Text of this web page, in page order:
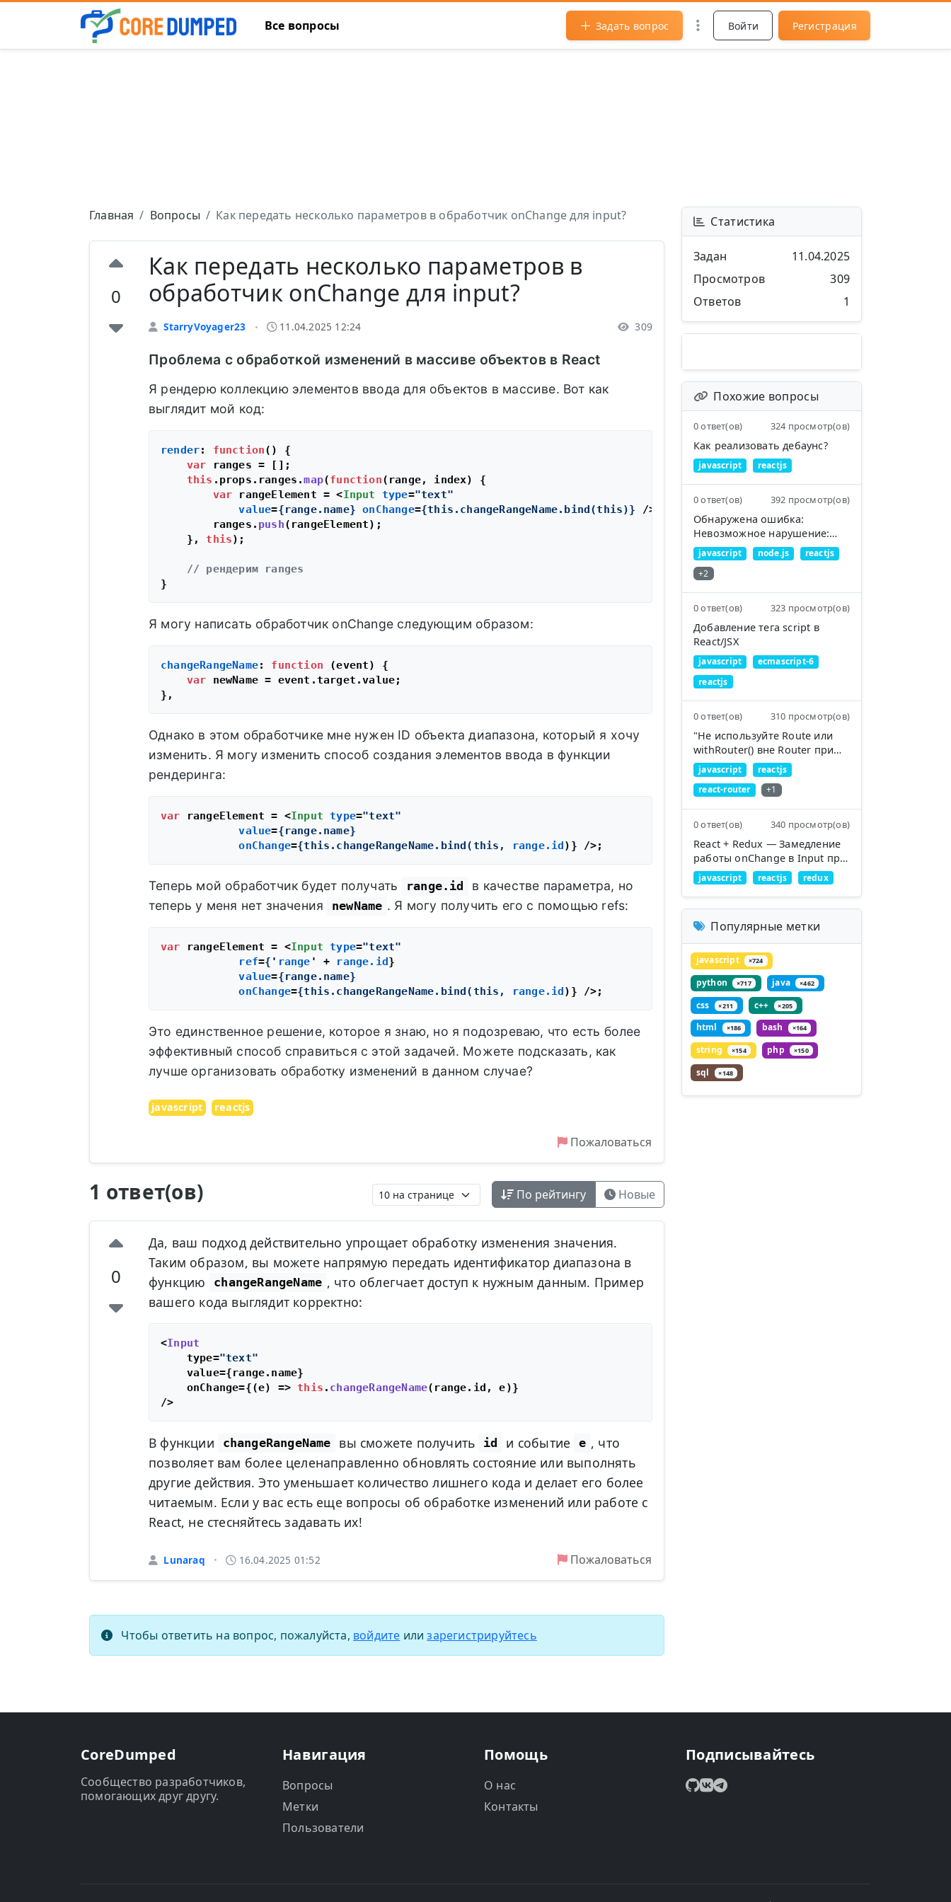
Все вопросы Задать вопрос Войти Регистрация
Главная Вопросы Как передать несколько параметров в обработчик onChange для input?
0
Как передать несколько параметров в
обработчик onChange для input?
StarryVoyager23 • 11.04.2025 12:24 309
Проблема с обработкой изменений в массиве объектов в React
Я рендерю коллекцию элементов ввода для объектов в массиве. Вот как
выглядит мой код:
render: function( ) {
var ranges = [];
this . props . ranges .map(function( range, index) {
var rangeElement = <Input type="text"
value={range.name} onChange={this.changeRangeName.bind(this)} />
        ranges.
push(rangeElement);
    },
this);
// рендерим ranges
Я могу написать обработчик onChange следующим образом:
changeRangeName: function (event) {
var newName = event.target .value;
Однако в этом обработчике мне нужен ID объекта диапазона, который я хочу
изменить. Я могу изменить способ создания элементов ввода в функции
рендеринга:
var rangeElement = <Input type="text"
value={range.name}
onChange={this.changeRangeName.bind(this, range.id)} />
Теперь мой обработчик будет получать range.id
в качестве параметра, но
теперь у меня нет значения
newName . Я могу получить его с помощью refs:
var rangeElement = <Input type="text"
ref={ ' range ' + range.id}
value={range.name}
onChange={this.changeRangeName.bind(this, range.id)} />
Это единственное решение, которое я знаю, но я подозреваю, что есть более
эффективный способ справиться с этой задачей. Можете подсказать, как
лучше организовать обработку изменений в данном случае?
javascript reactjs
Пожаловаться
1 ответ(ов) По рейтингу Новые
0
Да, ваш подход действительно упрощает обработку изменения значения.
Таким образом, вы можете напрямую передать идентификатор диапазона в
функцию
changeRangeName , что облегчает доступ к нужным данным. Пример
вашего кода выглядит корректно:
<Input
    type=
"text"
    value={range.
name}
    onChange={
(e) => this . changeRangeName(range. id , e)}
В функции changeRangeName вы сможете получить id и событие e , что
позволяет вам более целенаправленно обновлять состояние или выполнять
другие действия. Это уменьшает количество лишнего кода и делает его более
читаемым. Если у вас есть еще вопросы об обработке изменений или работе с
React, не стесняйтесь задавать их!
Lunaraq • 16.04.2025 01:52 Пожаловаться
Чтобы ответить на вопрос, пожалуйста, войдите илизарегистрируйтесь
Статистика
Задан
11.04.2025
Просмотров
309
Ответов
1
Похожие вопросы
0 ответ(ов) 324 просмотр(ов)
Как реализовать дебаунс?
javascript reactjs
0 ответ(ов) 392 просмотр(ов)
Обнаружена ошибка:
Невозможное нарушение:
Неверный тип элемента:
ожидался строковый тип (для
встроенных компонентов)
или класс/функция, но
получен объект
javascript node.js
reactjs
+2
0 ответ(ов) 323 просмотр(ов)
Добавление тега script в
React/JSX
javascript
ecmascript-6
reactjs
0 ответ(ов) 310 просмотр(ов)
"Не используйте Route или
withRouter() вне Router при
работе с react-router 4 и
styled-components в React"
javascript
reactjs
react-router
+1
0 ответ(ов) 340 просмотр(ов)
React + Redux — Замедление
работы onChange в Input при
вводе, когда значение
берется из состояния
javascript reactjs redux
Популярные метки
javascript ×724
python ×717 java ×462
css ×211 c++ ×205
html ×186 bash ×164
string ×154 php ×150
sql ×148
CoreDumped
Сообщество разработчиков,
помогающих друг другу.
Навигация
Вопросы
Метки
Пользователи
Помощь
О нас
Контакты
Подписывайтесь